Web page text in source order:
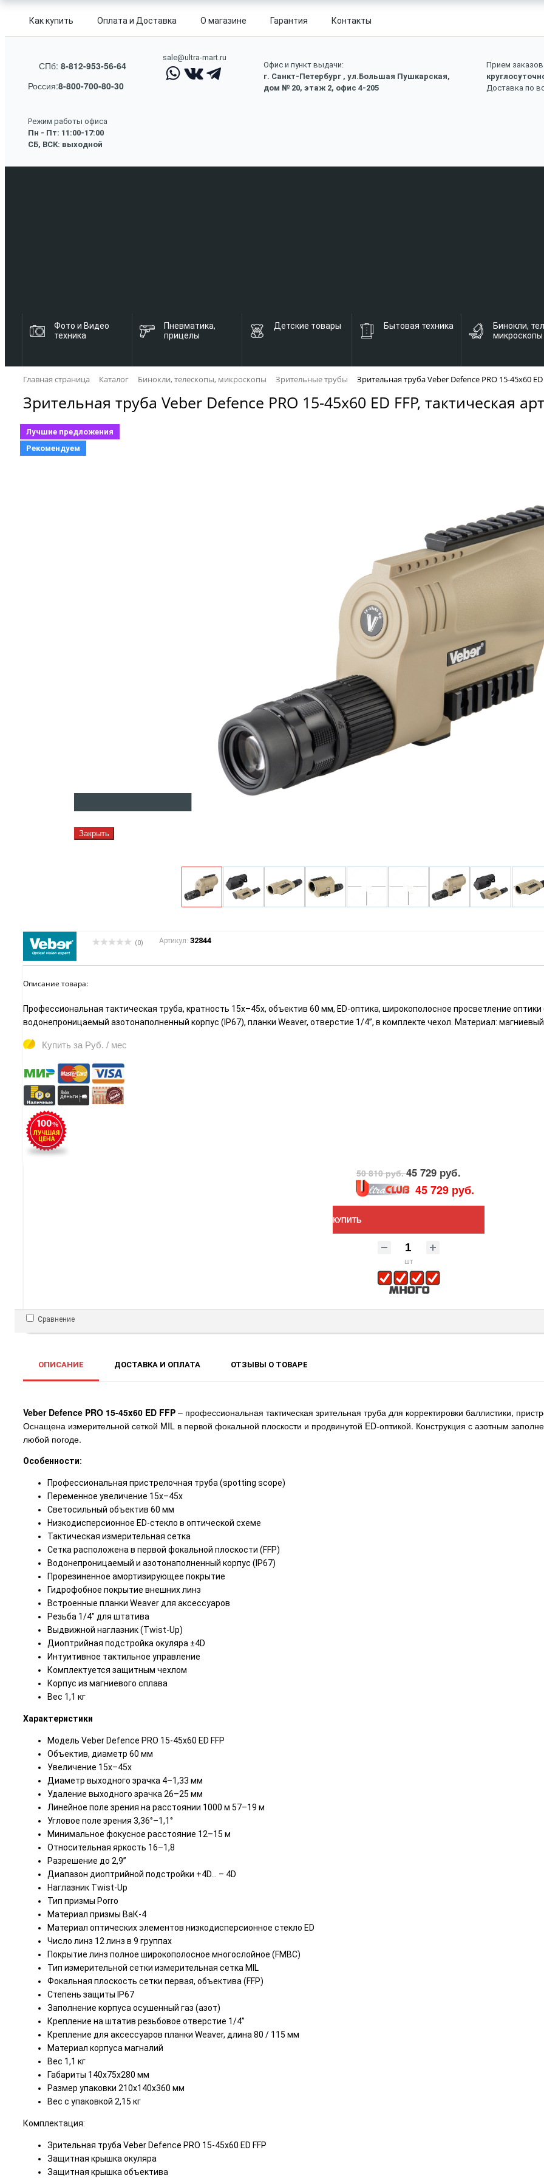
Как купить Оплата и Доставка О магазине Гарантия Контакты
СПб: 8-812-953-56-64
Россия:8-800-700-80-30
sale@ultra-mart.ru
Офис и пункт выдачи:
г. Санкт-Петербург , ул.Большая Пушкарская,
дом № 20, этаж 2, офис 4-205
Прием заказов
Доставка по
Режим работы офиса
Пн - Пт: 11:00-17:00
СБ, ВСК: выходной
Фото и Видео
техника
Пневматика,
прицелы
Детские товары Бытовая техника
Бинокли,
микроскопы
Главная страница Каталог Бинокли, телескопы, микроскопы Зрительные трубы Зрительная труба Veber Defence PRO 15-45x60 ED
Зрительная труба Veber Defence PRO 15-45x60 ED FFP, тактическая
Лучшие предложения
Рекомендуем
(0) Артикул: 32844
Описание товара:
Профессиональная тактическая труба, кратность 15х–45х, объектив 60 мм, ED-оптика, широкополосное просветление оптики
водонепроницаемый азотонаполненный корпус (IP67), планки Weaver, отверстие 1/4”, в комплекте чехол. Материал: магниевый
Купить за Руб. / мес
50 810 руб.45 729 руб.
45 729 руб.
КУПИТЬ
шт
Сравнение
ОПИСАНИЕ ДОСТАВКА И ОПЛАТА ОТЗЫВЫ О ТОВАРЕ
Veber Defence PRO 15-45x60 ED FFP – профессиональная тактическая зрительная труба для корректировки баллистики,
Оснащена измерительной сеткой MIL в первой фокальной плоскости и продвинутой ED-оптикой. Конструкция с азотным
любой погоде.
Особенности:
Профессиональная пристрелочная труба (spotting scope)
Переменное увеличение 15х–45x
Светосильный объектив 60 мм
Низкодисперсионное ED-стекло в оптической схеме
Тактическая измерительная сетка
Сетка расположена в первой фокальной плоскости (FFP)
Водонепроницаемый и азотонаполненный корпус (IP67)
Прорезиненное амортизирующее покрытие
Гидрофобное покрытие внешних линз
Встроенные планки Weaver для аксессуаров
Резьба 1/4" для штатива
Выдвижной наглазник (Twist-Up)
Диоптрийная подстройка окуляра ±4D
Интуитивное тактильное управление
Комплектуется защитным чехлом
Корпус из магниевого сплава
Вес 1,1 кг
Характеристики
Модель Veber Defence PRO 15-45x60 ED FFP
Объектив, диаметр 60 мм
Увеличение 15х–45х
Диаметр выходного зрачка 4–1,33 мм
Удаление выходного зрачка 26–25 мм
Линейное поле зрения на расстоянии 1000 м 57–19 м
Угловое поле зрения 3,36°–1,1°
Минимальное фокусное расстояние 12–15 м
Относительная яркость 16–1,8
Разрешение до 2,9’’
Диапазон диоптрийной подстройки +4D… – 4D
Наглазник Twist-Up
Тип призмы Porro
Материал призмы ВаК-4
Материал оптических элементов низкодисперсионное стекло ED
Число линз 12 линз в 9 группах
Покрытие линз полное широкополосное многослойное (FMBC)
Тип измерительной сетки измерительная сетка MIL
Фокальная плоскость сетки первая, объектива (FFP)
Степень защиты IP67
Заполнение корпуса осушенный газ (азот)
Крепление на штатив резьбовое отверстие 1/4”
Крепление для аксессуаров планки Weaver, длина 80 / 115 мм
Материал корпуса магналий
Вес 1,1 кг
Габариты 140х75х280 мм
Размер упаковки 210х140х360 мм
Вес с упаковкой 2,15 кг
Комплектация:
Зрительная труба Veber Defence PRO 15-45x60 ED FFP
Защитная крышка окуляра
Защитная крышка объектива
Закрыть